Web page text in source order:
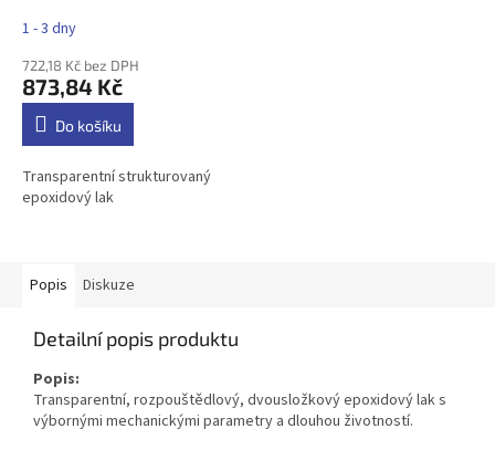
1 - 3 dny
722,18 Kč bez DPH
873,84 Kč
Do košíku
Transparentní strukturovaný
epoxidový lak
Popis Diskuze
Detailní popis produktu
Popis:
Transparentní, rozpouštědlový, dvousložkový epoxidový lak s
výbornými mechanickými parametry a dlouhou životností.